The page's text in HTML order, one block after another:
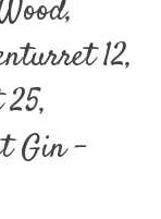
12,
Gin –